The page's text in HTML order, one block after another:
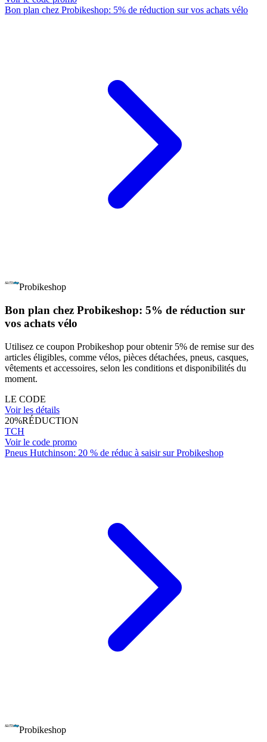
Bon plan chez Probikeshop: 5% de réduction sur vos achats vélo
Probikeshop
Bon plan chez Probikeshop: 5% de réduction sur
vos achats vélo
Utilisez ce coupon Probikeshop pour obtenir 5% de remise sur des
articles éligibles, comme vélos, pièces détachées, pneus, casques,
vêtements et accessoires, selon les conditions et disponibilités du
moment.
LE CODE
Voir les détails
20%RÉDUCTION
TCH
Voir le code promo
Pneus Hutchinson: 20 % de réduc à saisir sur Probikeshop
Probikeshop